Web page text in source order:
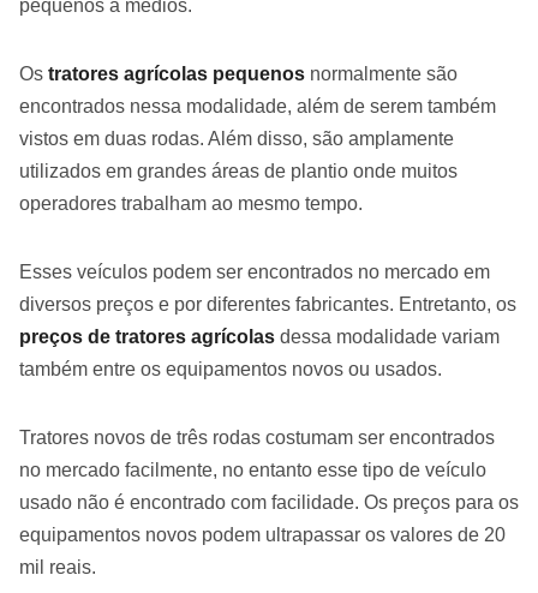
pequenos a médios.
Os tratores agrícolas pequenos normalmente são
encontrados nessa modalidade, além de serem também
vistos em duas rodas. Além disso, são amplamente
utilizados em grandes áreas de plantio onde muitos
operadores trabalham ao mesmo tempo.
Esses veículos podem ser encontrados no mercado em
diversos preços e por diferentes fabricantes. Entretanto, os
preços de tratores agrícolas dessa modalidade variam
também entre os equipamentos novos ou usados.
Tratores novos de três rodas costumam ser encontrados
no mercado facilmente, no entanto esse tipo de veículo
usado não é encontrado com facilidade. Os preços para os
equipamentos novos podem ultrapassar os valores de 20
mil reais.